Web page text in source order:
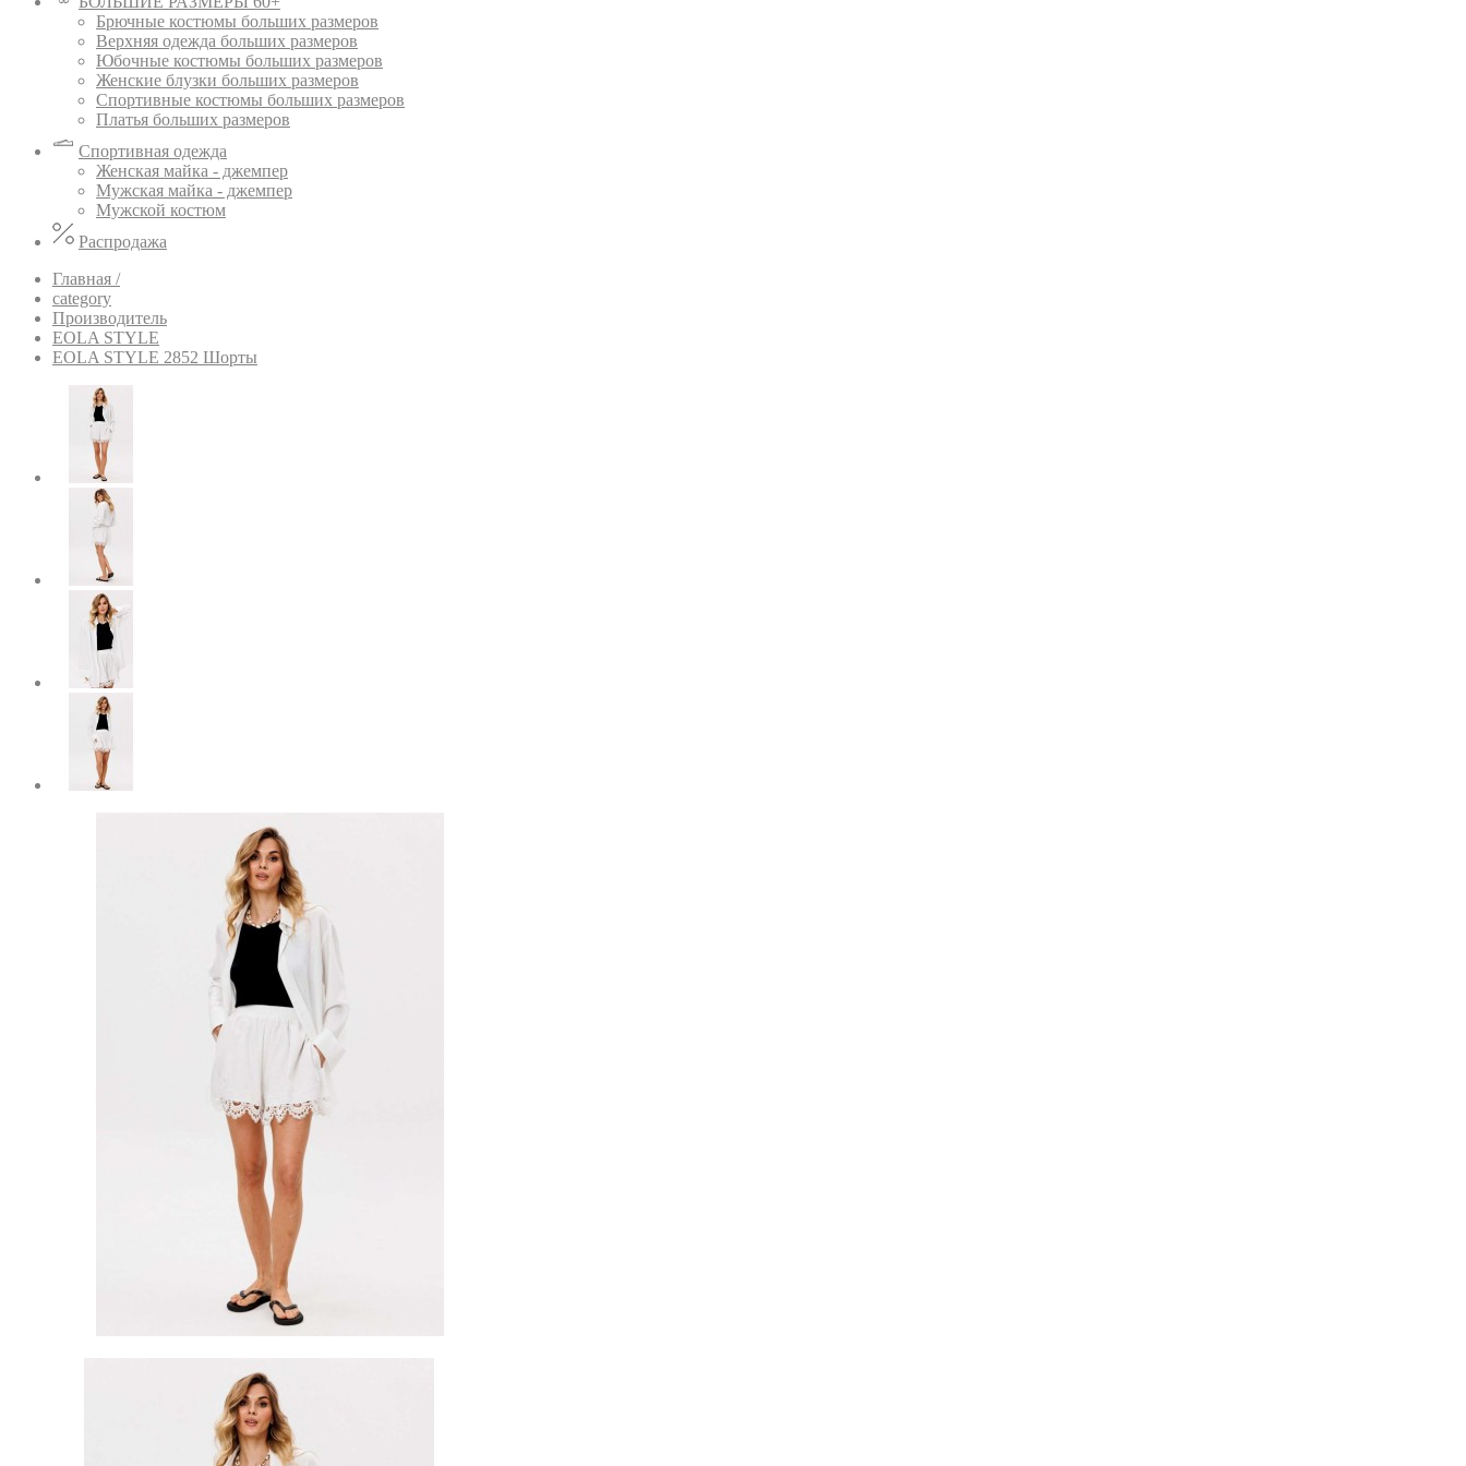
Брючные костюмы больших размеров
Верхняя одежда больших размеров
Юбочные костюмы больших размеров
Женские блузки больших размеров
Спортивные костюмы больших размеров
Платья больших размеров
Спортивная одежда
Женская майка - джемпер
Мужская майка - джемпер
Мужской костюм
Распродажа
Главная /
category
Производитель
EOLA STYLE
EOLA STYLE 2852 Шорты